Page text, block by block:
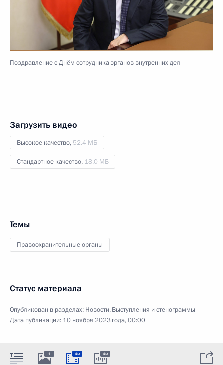
Поздравление с Днём сотрудника органов внутренних дел
Загрузить видео
Высокое качество, 52.4 МБ
Стандартное качество, 18.0 МБ
Темы
Правоохранительные органы
Статус материала
Опубликован в разделах: Новости, Выступления и стенограммы
Дата публикации: 10 ноября 2023 года, 00:00
1 4м 4м